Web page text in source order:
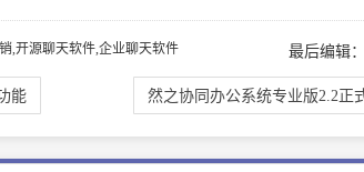
最后编辑
,开源聊天软件,企业聊天软件
能